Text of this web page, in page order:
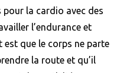
pour la cardio avec des
l’endurance et
que le corps ne parte
la route et qu’il